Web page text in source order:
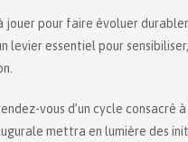
jouer pour faire évoluer
levier essentiel pour
vous d’un cycle consacré à
mettra en lumière des